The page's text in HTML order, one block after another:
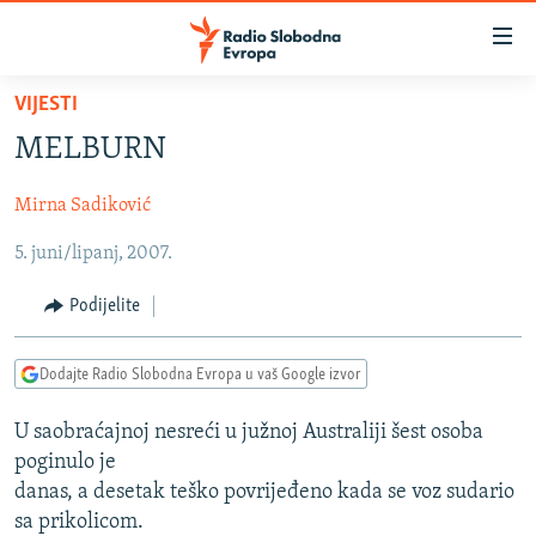
Pređite
glavni
Pređite
na
navigaciju
Pređite
na
pretragu
SRBIJA
KOSOVO
CRNA GORA
VIZUELNO
VIDEO
FOTOGALERIJE
INFOGRAFIKE
PODCASTI
RAT U UKRAJINI
KINA NA BALKANU
RSE PRIČE IZ SVIJETA
VIJESTI
MELBURN
Mirna Sadiković
5. juni/lipanj, 2007.
Podijelite
Dodajte Radio Slobodna Evropa u vaš Google izvor
U saobraćajnoj nesreći u južnoj Australiji šest osoba
poginulo je
danas, a desetak teško povrijeđeno kada se voz sudario
sa prikolicom.